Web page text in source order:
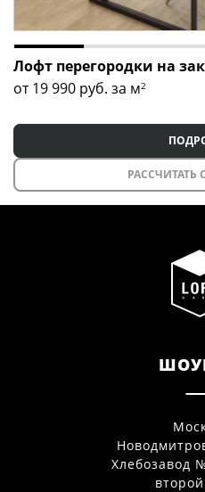
Лофт перегородки на
от 19 990 руб. за м2
РАССЧИТАТЬ
Хлебозавод